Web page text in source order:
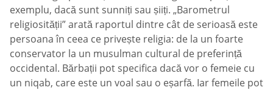
exemplu, dacă sunt sunniți sau șiiți. „Barometrul
religiosității” arată raportul dintre cât de serioasă este
persoana în ceea ce privește religia: de la un foarte
conservator la un musulman cultural de preferință
occidental. Bărbații pot specifica dacă vor o femeie cu
un niqab, care este un voal sau o eșarfă. Iar femeile pot